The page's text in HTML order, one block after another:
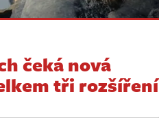
čeká nová
tři rozšíření